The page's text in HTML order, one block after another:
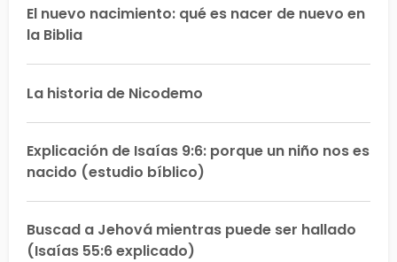
El nuevo nacimiento: qué es nacer de nuevo en
la Biblia
La historia de Nicodemo
Explicación de Isaías 9:6: porque un niño nos es
nacido (estudio bíblico)
Buscad a Jehová mientras puede ser hallado
(Isaías 55:6 explicado)